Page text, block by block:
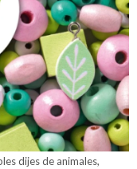
dijes de animales,